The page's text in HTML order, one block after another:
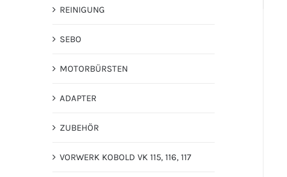
REINIGUNG
SEBO
MOTORBÜRSTEN
ADAPTER
ZUBEHÖR
VORWERK KOBOLD VK 115, 116, 117